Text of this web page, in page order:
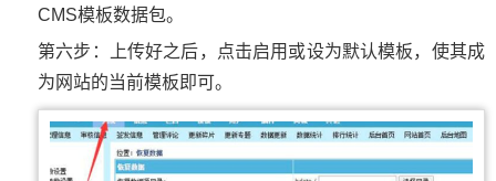
CMS模板数据包。
第六步：上传好之后，点击启用或设为默认模板，使其成
为网站的当前模板即可。